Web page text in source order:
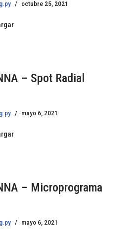
octubre 25, 2021
– Spot Radial
mayo 6, 2021
– Microprograma
mayo 6, 2021